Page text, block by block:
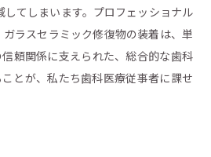
てしまいます。プロフェッショナル
ラスセラミック修復物の装着は、単
頼関係に支えられた、総合的な歯科
とが、私たち歯科医療従事者に課せ